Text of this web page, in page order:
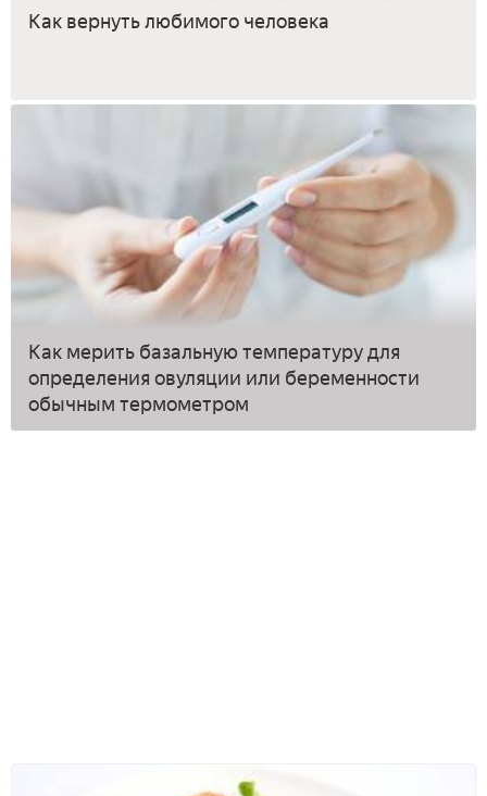
Как вернуть любимого человека
Как мерить базальную температуру для
определения овуляции или беременности
обычным термометром